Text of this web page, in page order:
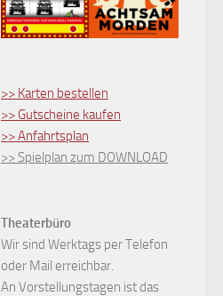
>> Karten bestellen
>> Gutscheine kaufen
>> Anfahrtsplan
>> Spielplan zum DOWNLOAD
Theaterbüro
Wir sind Werktags per Telefon
oder Mail erreichbar.
An Vorstellungstagen ist das